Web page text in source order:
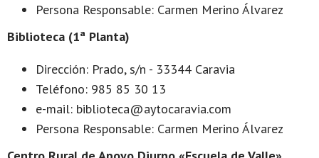
Persona Responsable: Carmen Merino Álvarez
Biblioteca (1ª Planta)
Dirección: Prado, s/n - 33344 Caravia
Teléfono: 985 85 30 13
e-mail: biblioteca@aytocaravia.com
Persona Responsable: Carmen Merino Álvarez